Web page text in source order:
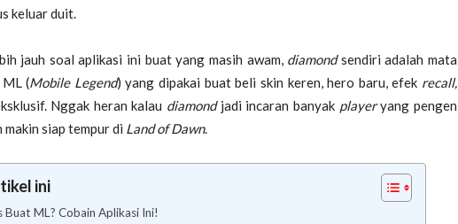
keluar duit.
jauh soalaplikasi ini buat yang masih awam, diamondsendiri adalah mata
ML (Mobile Legend) yang dipakai buat beli skin keren, hero baru, efek recall,
Nggak heran kalau diamondjadi incaran banyak playeryang pengen
makin siap tempur di Land of Dawn.
ini
ML? Cobain Aplikasi Ini!